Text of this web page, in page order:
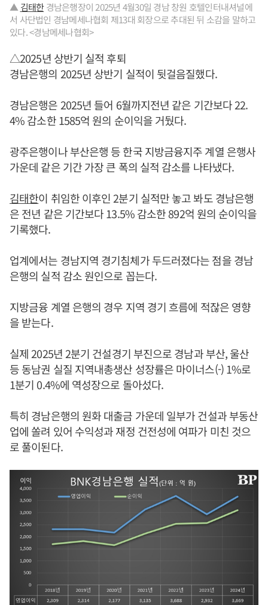
▲ 김태한경남은행장이 2025년 4월30일 경남 창원 호텔인터내셔널에
서 사단법인 경남메세나협회 제13대 회장으로 추대된 뒤 소감을 말하고
있다. <경남메세나협회>
△2025년 상반기 실적 후퇴
경남은행의 2025년 상반기 실적이 뒷걸음질했다.
경남은행은 2025년 들어 6월까지전년 같은 기간보다 22.
4% 감소한 1585억 원의 순이익을 거뒀다.
광주은행이나 부산은행 등 한국 지방금융지주 계열 은행사
가운데 같은 기간 가장 큰 폭의 실적 감소를 나타냈다.
김태한이 취임한 이후인 2분기 실적만 놓고 봐도 경남은행
은 전년 같은 기간보다 13.5% 감소한 892억 원의 순이익을
기록했다.
업계에서는 경남지역 경기침체가 두드러졌다는 점을 경남
은행의 실적 감소 원인으로 꼽는다.
지방금융 계열 은행의 경우 지역 경기 흐름에 적잖은 영향
을 받는다.
실제 2025년 2분기 건설경기 부진으로 경남과 부산, 울산
등 동남권 실질 지역내총생산 성장률은 마이너스(-) 1%로
1분기 0.4%에 역성장으로 돌아섰다.
특히 경남은행의 원화 대출금 가운데 일부가 건설과 부동산
업에 쏠려 있어 수익성과 재정 건전성에 여파가 미친 것으
로 풀이된다.